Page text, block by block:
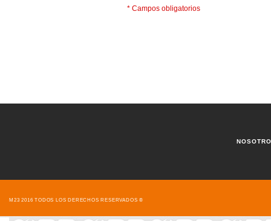
* Campos obligatorios
M23 2016 TODOS LOS DERECHOS RESERVADOS ®